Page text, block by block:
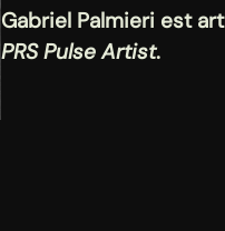
Gabriel Palmieri est
PRS Pulse Artist.